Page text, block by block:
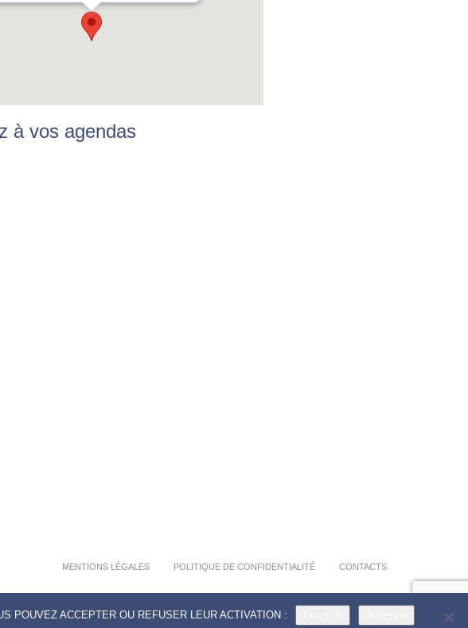
à vos agendas
MENTIONS LÉGALES POLITIQUE DE CONFIDENTIALITÉ CONTACTS
POUVEZ ACCEPTER OU REFUSER LEUR ACTIVATION :